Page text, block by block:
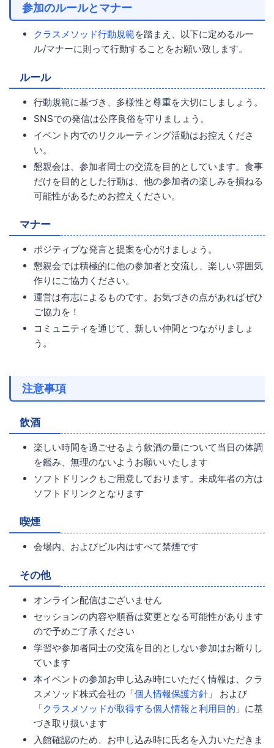
参加のルールとマナー
クラスメソッド行動規範を踏まえ、以下に定めるルー
ル/マナーに則って行動することをお願い致します。
ルール
行動規範に基づき、多様性と尊重を大切にしましょう。
SNSでの発信は公序良俗を守りましょう。
イベント内でのリクルーティング活動はお控えくださ
い。
懇親会は、参加者同士の交流を目的としています。食事
だけを目的とした行動は、他の参加者の楽しみを損ねる
可能性があるためお控えください。
マナー
ポジティブな発言と提案を心がけましょう。
懇親会では積極的に他の参加者と交流し、楽しい雰囲気
作りにご協力ください。
運営は有志によるものです。お気づきの点があればぜひ
ご協力を！
コミュニティを通じて、新しい仲間とつながりましょ
う。
注意事項
飲酒
楽しい時間を過ごせるよう飲酒の量について当日の体調
を鑑み、無理のないようお願いいたします
ソフトドリンクもご用意しております。未成年者の方は
ソフトドリンクとなります
喫煙
会場内、およびビル内はすべて禁煙です
その他
オンライン配信はございません
セッションの内容や順番は変更となる可能性があります
ので予めご了承ください
学習や参加者同士の交流を目的としない参加はお断りし
ています
本イベントの参加お申し込み時にいただく情報は、クラ
スメソッド株式会社の「個人情報保護方針 」 および
「クラスメソッドが取得する個人情報と利用目的 」に基
づき取り扱います
入館確認のため、お申し込み時に氏名を入力いただきま